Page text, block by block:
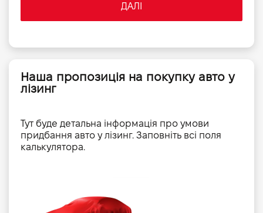
ДАЛІ
Наша пропозиція на покупку авто у
лізинг
Тут буде детальна інформація про умови
придбання авто у лізинг. Заповніть всі поля
калькулятора.